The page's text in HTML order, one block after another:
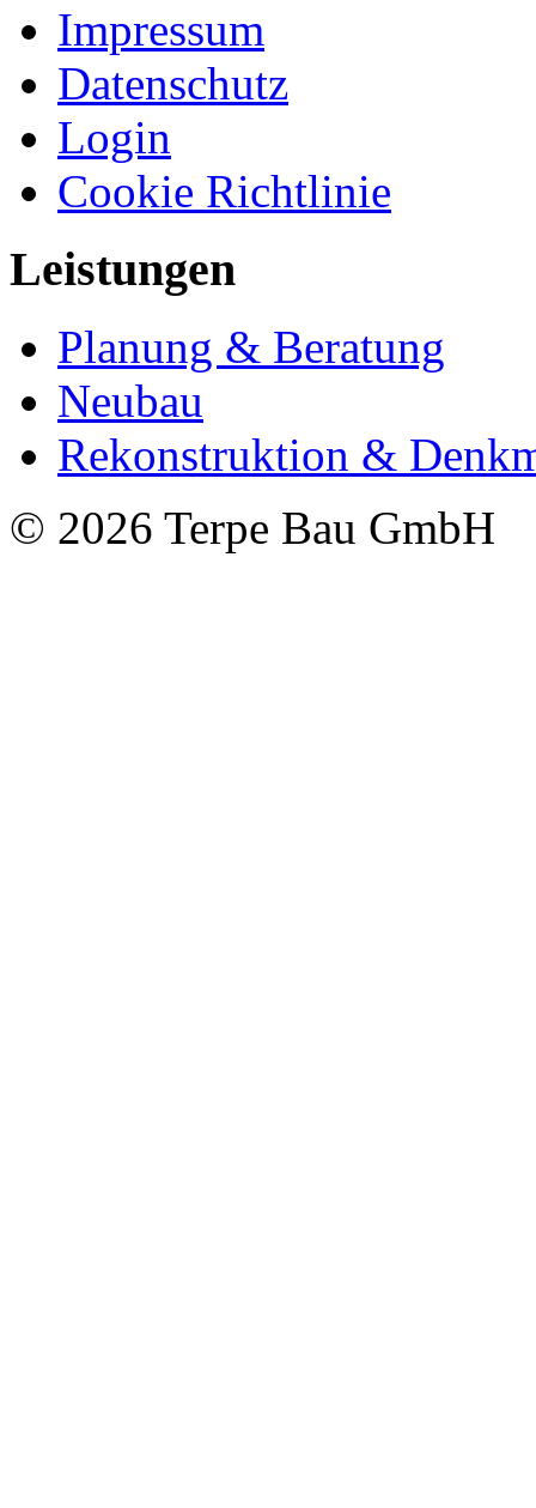
Impressum
Datenschutz
Login
Cookie Richtlinie
Leistungen
Planung & Beratung
Neubau
Rekonstruktion &
© 2026 Terpe Bau GmbH